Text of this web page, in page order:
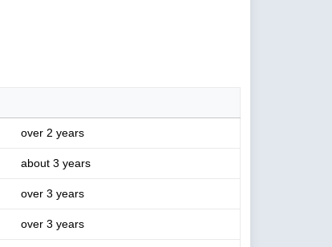
over 2 years
about 3 years
over 3 years
over 3 years